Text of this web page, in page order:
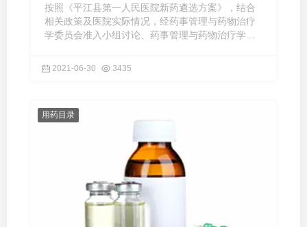
按照《平江县第一人民医院新药遴选方案》，结合
相关政策及医院实际情况，经药事管理与药物治疗
学委员会准入小组讨论、药事管理与药物治疗学委
2021-06-30 3435
用药目录